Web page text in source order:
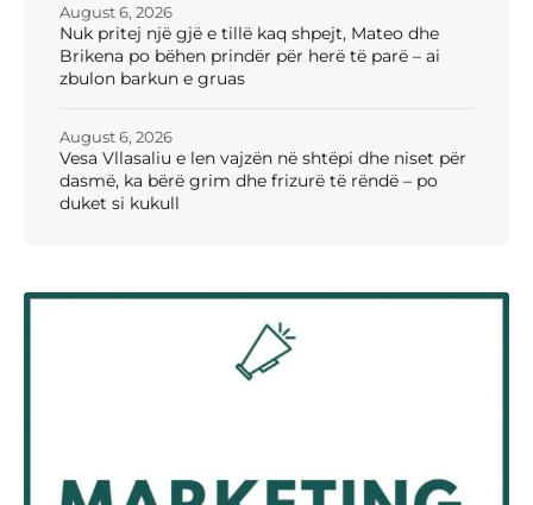
Nuk pritej një gjë e tillë kaq shpejt, Mateo dhe
Brikena po bëhen prindër për herë të parë – ai
zbulon barkun e gruas
August 6, 2026
Vesa Vllasaliu e len vajzën në shtëpi dhe niset për
dasmë, ka bërë grim dhe frizurë të rëndë – po
duket si kukull
August 6, 2026